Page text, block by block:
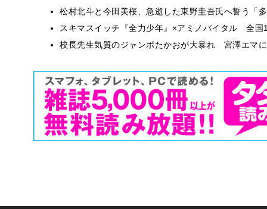
松村北斗と今田美桜、急逝した東野圭吾氏へ誓う「
スキマスイッチ『全力少年』×アミノバイタル 全国
校長先生気質のジャンボたかおが大暴れ 宮澤エマ